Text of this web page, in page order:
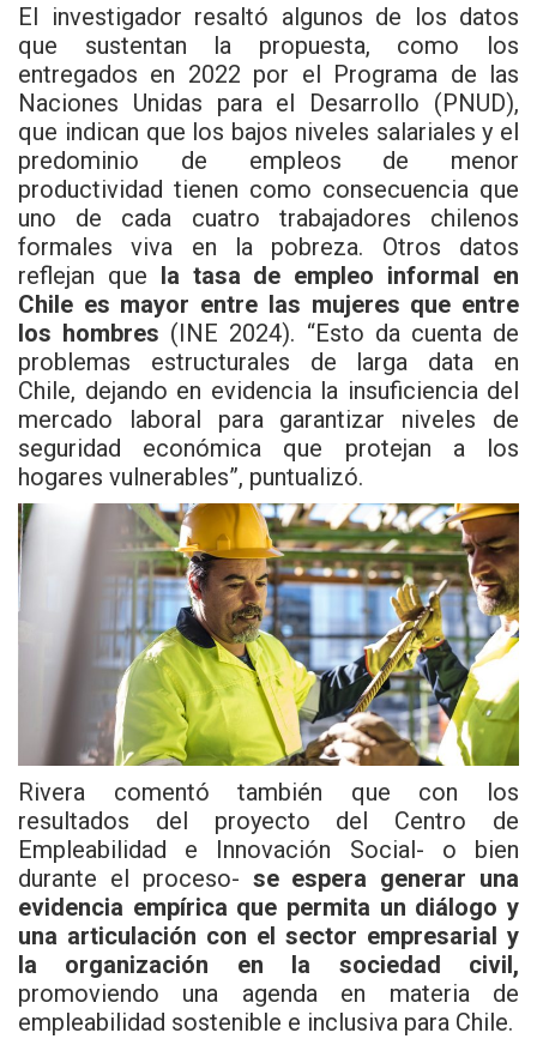
El investigador resaltó algunos de los datos
que sustentan la propuesta, como los
entregados en 2022 por el Programa de las
Naciones Unidas para el Desarrollo (PNUD),
que indican que los bajos niveles salariales y el
predominio de empleos de menor
productividad tienen como consecuencia que
uno de cada cuatro trabajadores chilenos
formales viva en la pobreza. Otros datos
reflejan que la tasa de empleo informal en
Chile es mayor entre las mujeres que entre
los hombres (INE 2024). “Esto da cuenta de
problemas estructurales de larga data en
Chile, dejando en evidencia la insuficiencia del
mercado laboral para garantizar niveles de
seguridad económica que protejan a los
hogares vulnerables”, puntualizó.
Rivera comentó también que con los
resultados del proyecto del Centro de
Empleabilidad e Innovación Social- o bien
durante el proceso- se espera generar una
evidencia empírica que permita un diálogo y
una articulación con el sector empresarial y
la organización en la sociedad civil,
promoviendo una agenda en materia de
empleabilidad sostenible e inclusiva para Chile.